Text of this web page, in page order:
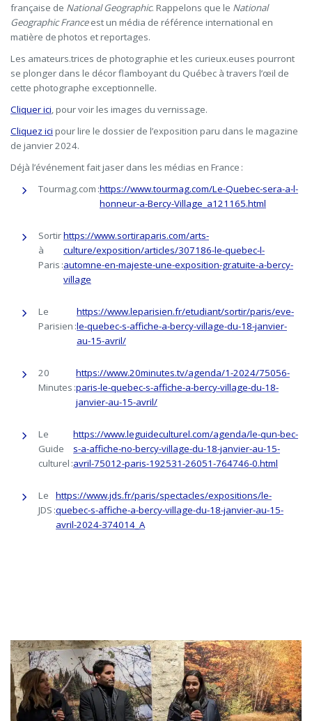
française de National Geographic. Rappelons que le National
Geographic Franceest un média de référence international en
matière de photos et reportages.
Les amateurs.trices de photographie et les curieux.euses pourront
se plonger dans le décor flamboyant du Québec à travers l’œil de
cette photographe exceptionnelle.
Cliquer ici, pour voir les images du vernissage.
Cliquez ici pour lire le dossier de l’exposition paru dans le magazine
de janvier 2024.
Déjà l’événement fait jaser dans les médias en France :
Tourmag.com :https://www.tourmag.com/Le-Quebec-sera-a-l-
honneur-a-Bercy-Village_a121165.html
Sortir
à
Paris :
https://www.sortiraparis.com/arts-
culture/exposition/articles/307186-le-quebec-l-
automne-en-majeste-une-exposition-gratuite-a-bercy-
village
Le
Parisien :
https://www.leparisien.fr/etudiant/sortir/paris/eve-
le-quebec-s-affiche-a-bercy-village-du-18-janvier-
au-15-avril/
20
Minutes :
https://www.20minutes.tv/agenda/1-2024/75056-
paris-le-quebec-s-affiche-a-bercy-village-du-18-
janvier-au-15-avril/
Le
Guide
culturel :
https://www.leguideculturel.com/agenda/le-qun-bec-
s-a-affiche-no-bercy-village-du-18-janvier-au-15-
avril-75012-paris-192531-26051-764746-0.html
Le
JDS :
https://www.jds.fr/paris/spectacles/expositions/le-
quebec-s-affiche-a-bercy-village-du-18-janvier-au-15-
avril-2024-374014_A